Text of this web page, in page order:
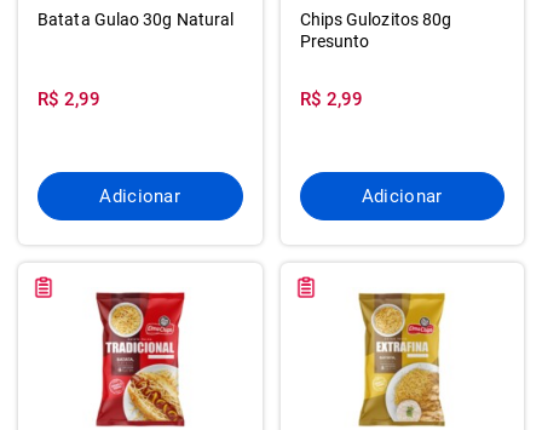
Batata Gulao 30g Natural
R$ 2,99
Adicionar
Chips Gulozitos 80g
Presunto
R$ 2,99
Adicionar